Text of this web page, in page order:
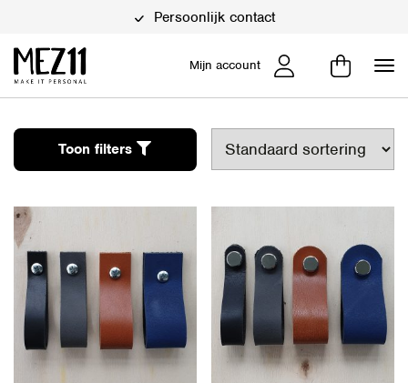
Persoonlijk contact
Mijn account
Toon filters